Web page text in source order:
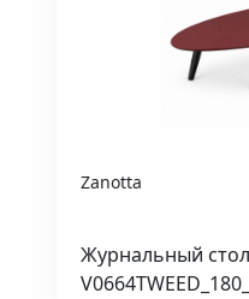
Zanotta
Журнальный